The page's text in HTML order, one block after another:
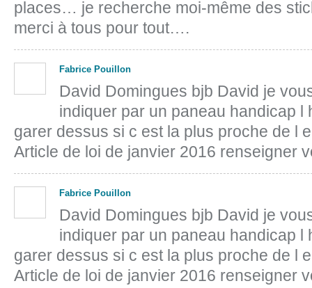
places… je recherche moi-même des
merci à tous pour tout….
Fabrice Pouillon
David Domingues bjb David je
indiquer par un paneau handicap l
garer dessus si c est la plus proche de l
Article de loi de janvier 2016 renseigner
Fabrice Pouillon
David Domingues bjb David je
indiquer par un paneau handicap l
garer dessus si c est la plus proche de l
Article de loi de janvier 2016 renseigner